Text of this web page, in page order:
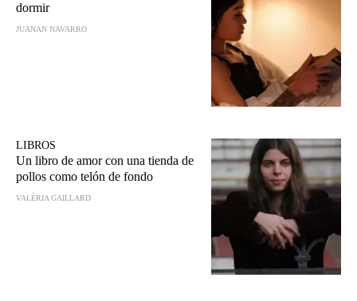
dormir
JUANAN NAVARRO
LIBROS
Un libro de amor con una tienda de
pollos como telón de fondo
VALÈRIA GAILLARD